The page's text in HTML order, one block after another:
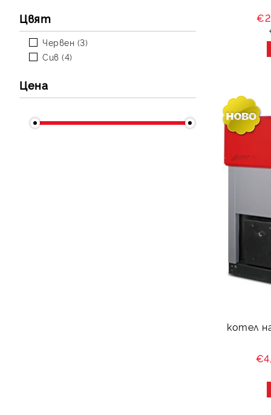
МЕТАЛНИ НАГРЕВАТЕЛИ
Платки TiEmme
Други резервни части за
камини
Цвят
Червен (3)
Сив (4)
Цена
котел